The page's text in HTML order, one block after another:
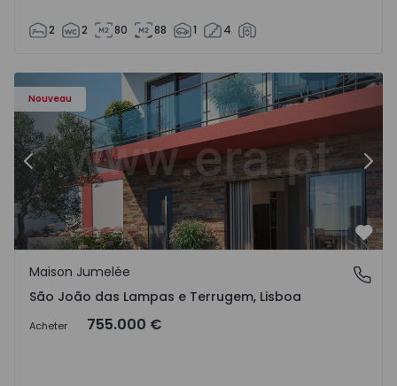
2 2 80 88 1 4
Nouveau
Précédent
São João das Lampas e Terrugem, Lisboa
Maison Jumelée
São João das Lampas e Terrugem, Lisboa
Acheter 755.000 €